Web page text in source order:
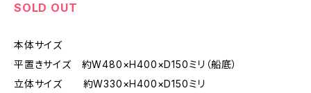
SOLD OUT
本体サイズ
平置きサイズ 約W480×H400×D150ミリ（船底）
立体サイズ 約W330×H400×D150ミリ